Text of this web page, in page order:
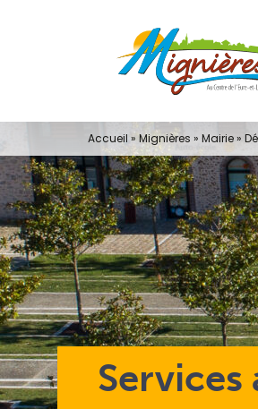
Services
Accueil » Mignières » Mairie»